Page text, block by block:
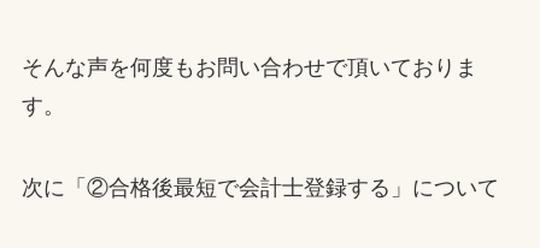
そんな声を何度もお問い合わせで頂いておりま
す。
次に「②合格後最短で会計士登録する」について